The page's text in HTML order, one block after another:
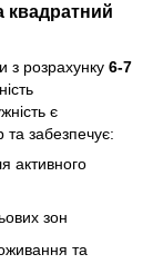
квадратний
з розрахунку 6-7
є
та забезпечує:
активного
зон
та